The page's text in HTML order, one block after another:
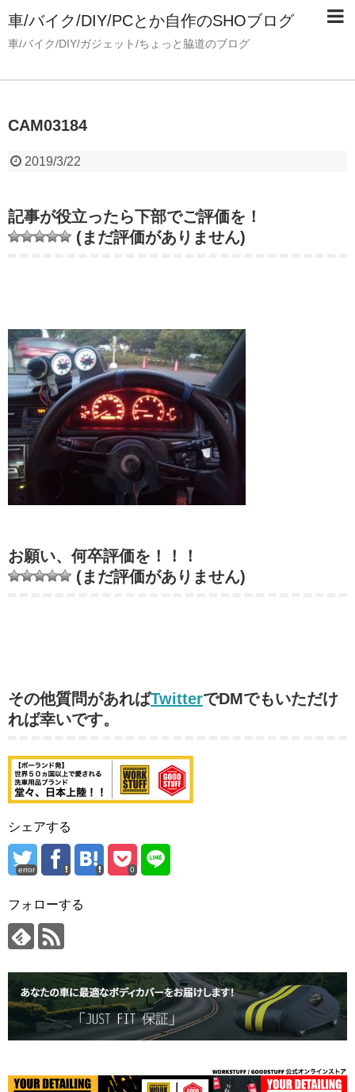
車/バイク/DIY/PCとか自作のSHOブログ
車/バイク/DIY/ガジェット/ちょっと脇道のブログ
CAM03184
2019/3/22
記事が役立ったら下部でご評価を！
(まだ評価がありません)
お願い、何卒評価を！！！
(まだ評価がありません)
その他質問があればTwitterでDMでもいただけ
れば幸いです。
シェアする
error 0
フォローする